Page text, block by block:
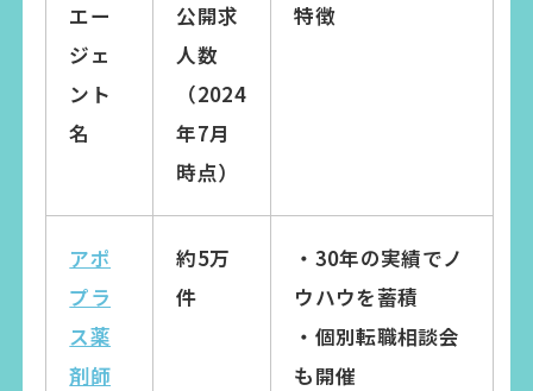
エー
ジェ
ント
名
公開求
人数
（2024
年7月
時点）
特徴
アポ
プラ
ス薬
剤師
約5万
件
・30年の実績でノ
ウハウを蓄積
・個別転職相談会
も開催